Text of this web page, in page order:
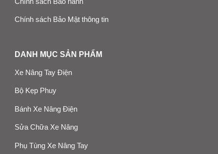
Chính sách Bảo Mật thông tin
DANH MỤC SẢN PHẨM
Xe Nâng Tay Điện
Bộ Kẹp Phuy
Bánh Xe Nâng Điện
Sửa Chữa Xe Nâng
Phụ Tùng Xe Nâng Tay